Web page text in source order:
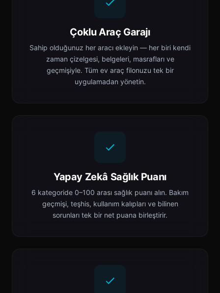
Çoklu Araç Garajı
Sahip olduğunuz her aracı ekleyin — her biri kendi
zaman çizelgesi, belgeleri, masrafları ve
geçmişiyle. Tüm ev araç filonuzu tek bir
uygulamadan yönetin.
Yapay Zekâ Sağlık Puanı
6 kategoride 0–100 arası sağlık puanı alın. Bakım
geçmişi, teşhis, kullanım kalıpları ve bilinen
sorunları tek bir net puana birleştirir.